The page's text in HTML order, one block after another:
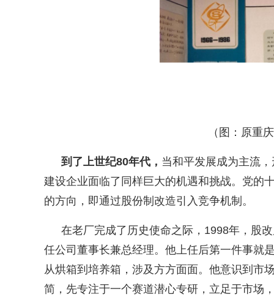
（图：原重
到了上世纪80年代， 当和平发展成为主流
建设企业面临了同样巨大的机遇和挑战。党的
的方向，即通过股份制改造引入竞争机制。
在老厂完成了历史使命之际， 1998年，股
任公司董事长兼总经理。他上任后第一件事就
从烘箱到培养箱，涉及方方面面。他意识到市
简，先专注于一个赛道潜心专研，立足于市场